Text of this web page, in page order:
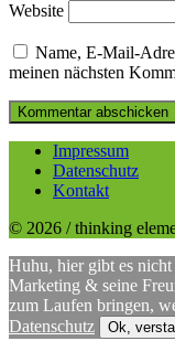
Website
Name, E-Mail-
meinen nächsten
Impressum
Datenschutz
Kontakt
© 2026 / thinking
Huhu, hier gibt es
Marketing & seine
zum Laufen bringen,
Datenschutz
Ok,